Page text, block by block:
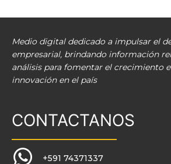
Medio digital dedicado a impulsar el
empresarial, brindando información
análisis para fomentar el crecimiento
innovación en el país
CONTACTANOS
+591 74371337